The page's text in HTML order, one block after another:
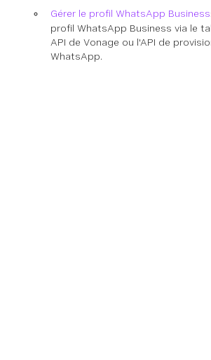
Gérer le profil WhatsApp Business
profil WhatsApp Business via le
API de Vonage ou l'API de
WhatsApp.